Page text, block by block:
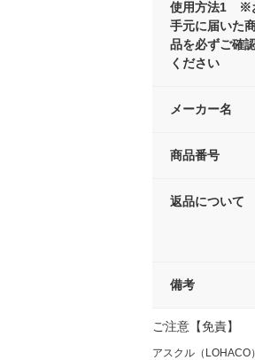
使用方法1 ※
手元に届いた
品を必ずご確
ください
メーカー名
商品番号
返品について
備考
ご注意【免責】
アスクル（